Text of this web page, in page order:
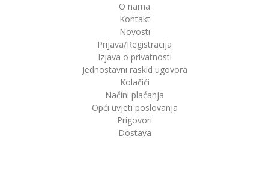
O nama
Kontakt
Novosti
Prijava/Registracija
Izjava o privatnosti
Jednostavni raskid ugovora
Kolačići
Načini plaćanja
Opći uvjeti poslovanja
Prigovori
Dostava